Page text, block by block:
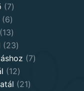
77
products
66
products
1313
products
2323
products
77
1212
products
2121